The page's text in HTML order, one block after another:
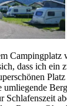
Campingplatz
dass ich ein
umliegende
Schlafenszeit